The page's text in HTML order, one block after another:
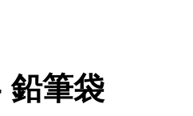
鉛筆袋